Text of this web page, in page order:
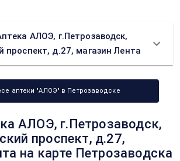
АЛОЭ, г.Петрозаводск,
проспект, д.27, магазин Лента
аптеки "АЛОЭ" в Петрозаводске
АЛОЭ, г.Петрозаводск,
проспект, д.27,
на карте Петрозаводска